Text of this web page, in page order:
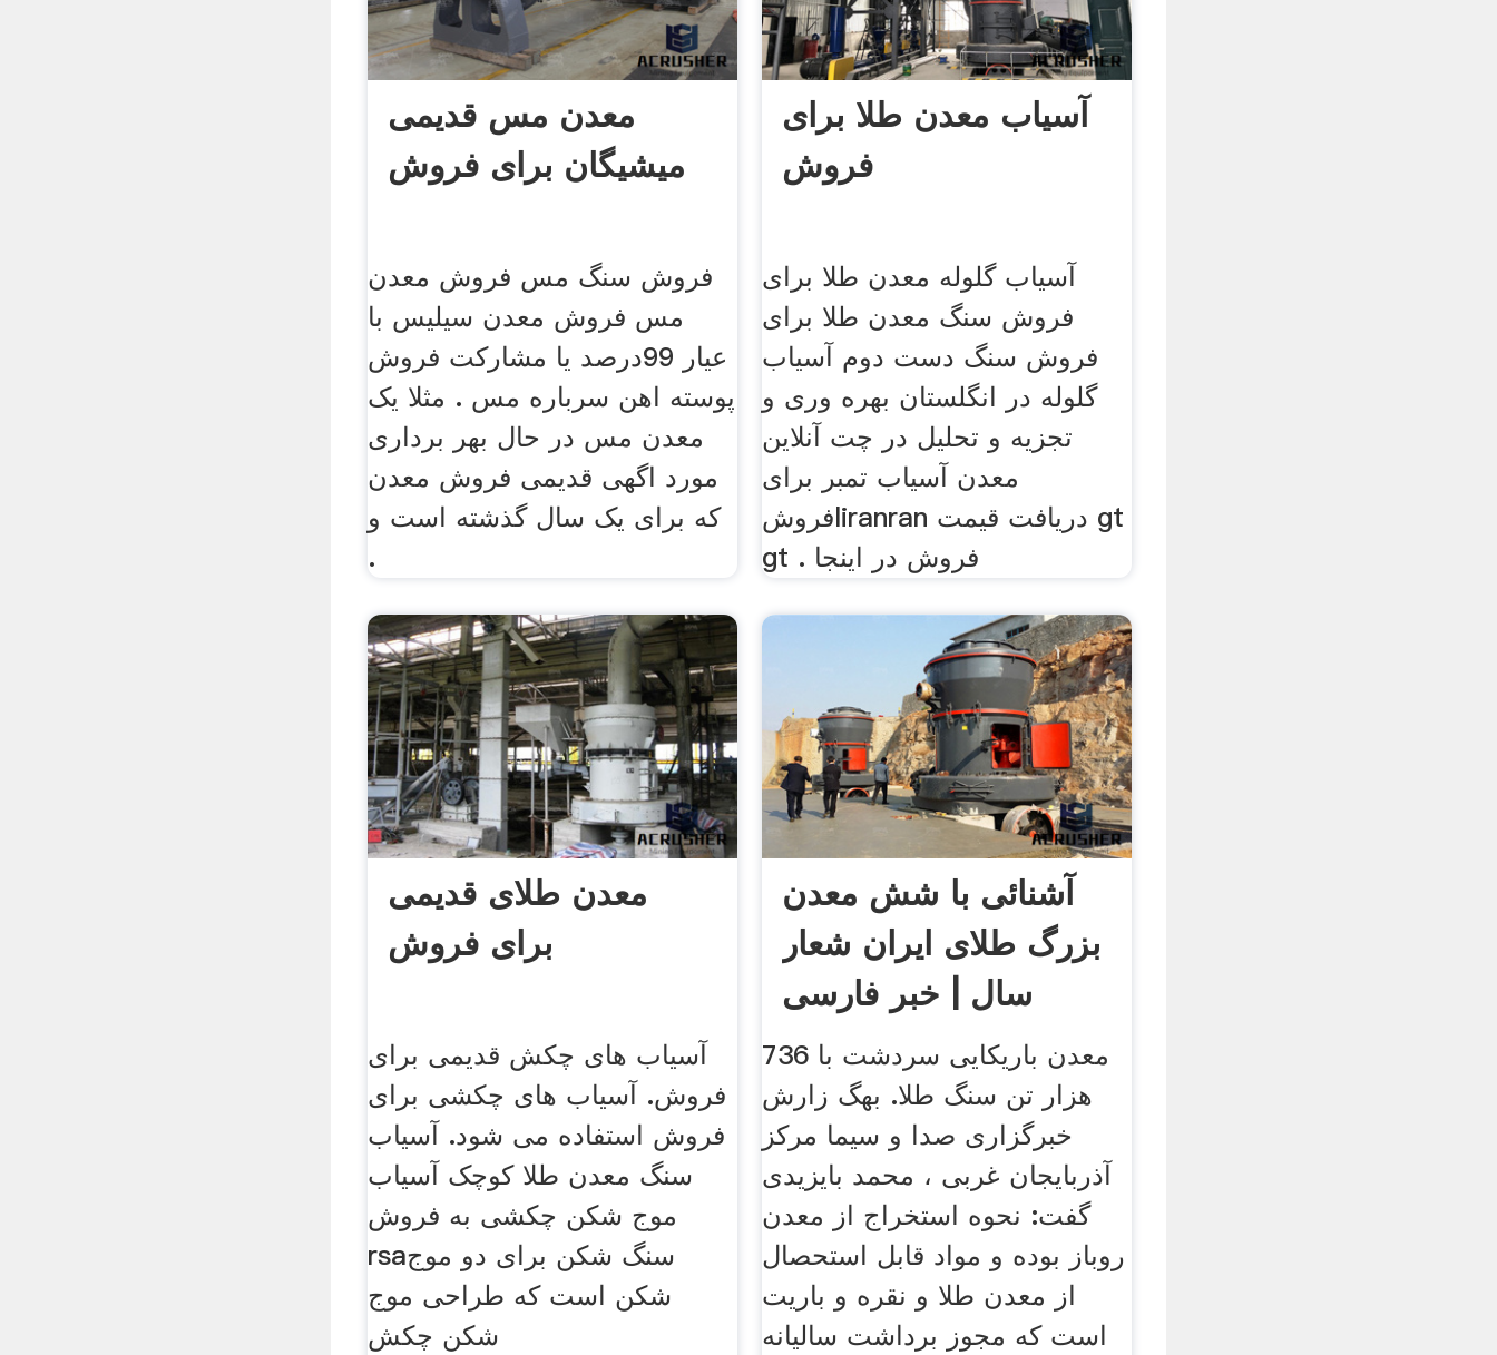
معدن مس قدیمی
میشیگان برای فروش
فروش سنگ مس فروش معدن
مس فروش معدن سیلیس با
عیار 99درصد یا مشارکت فروش
پوسته اهن سرباره مس . مثلا یک
معدن مس در حال بهر برداری
مورد اگهی قدیمی فروش معدن
که برای یک سال گذشته است و
.
آسیاب معدن طلا برای
فروش
آسیاب گلوله معدن طلا برای
فروش سنگ معدن طلا برای
فروش سنگ دست دوم آسیاب
گلوله در انگلستان بهره وری و
تجزیه و تحلیل در چت آنلاین
معدن آسیاب تمبر برای
فروشliranran دریافت قیمت gt
gt . فروش در اینجا
معدن طلای قدیمی
برای فروش
آسیاب های چکش قدیمی برای
فروش. آسیاب های چکشی برای
فروش استفاده می شود. آسیاب
سنگ معدن طلا کوچک آسیاب
موج شکن چکشی به فروش
rsaسنگ شکن برای دو موج
شکن است که طراحی موج
شکن چکش
آشنائی با شش معدن
بزرگ طلای ایران شعار
سال | خبر فارسی
معدن باریکایی سردشت با 736
هزار تن سنگ طلا. بهگ زارش
خبرگزاری صدا و سیما مرکز
آذربایجان غربی ، محمد بایزیدی
گفت: نحوه استخراج از معدن
روباز بوده و مواد قابل استحصال
از معدن طلا و نقره و باریت
است که مجوز برداشت سالیانه